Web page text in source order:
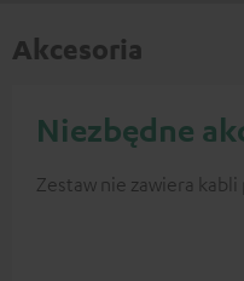
Akcesoria
Niezbędne
Zestaw nie zawiera kabli